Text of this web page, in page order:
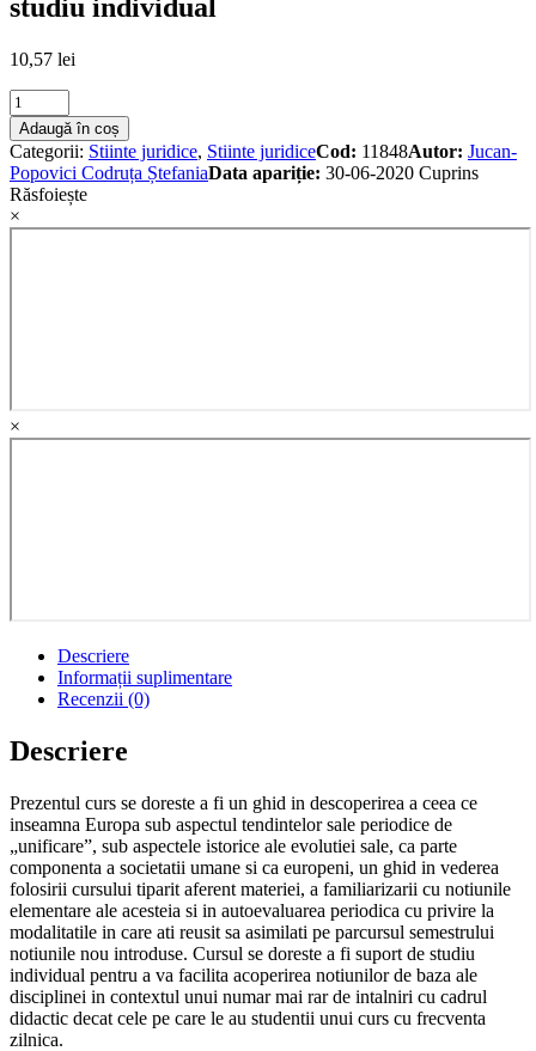
studiu individual
10,57 lei
Istoria
constructiei
europene.
Manual
de
studiu
individual
Adaugă în coș
Categorii: Stiinte juridice, Stiinte juridiceCod: 11848Autor: Jucan-
Popovici Codruța ȘtefaniaData apariție: 30-06-2020 Cuprins
Răsfoiește
×
×
Descriere
Informații suplimentare
Recenzii (0)
Descriere
Prezentul curs se doreste a fi un ghid in descoperirea a ceea ce
inseamna Europa sub aspectul tendintelor sale periodice de
„unificare”, sub aspectele istorice ale evolutiei sale, ca parte
componenta a societatii umane si ca europeni, un ghid in vederea
folosirii cursului tiparit aferent materiei, a familiarizarii cu notiunile
elementare ale acesteia si in autoevaluarea periodica cu privire la
modalitatile in care ati reusit sa asimilati pe parcursul semestrului
notiunile nou introduse. Cursul se doreste a fi suport de studiu
individual pentru a va facilita acoperirea notiunilor de baza ale
disciplinei in contextul unui numar mai rar de intalniri cu cadrul
didactic decat cele pe care le au studentii unui curs cu frecventa
zilnica.